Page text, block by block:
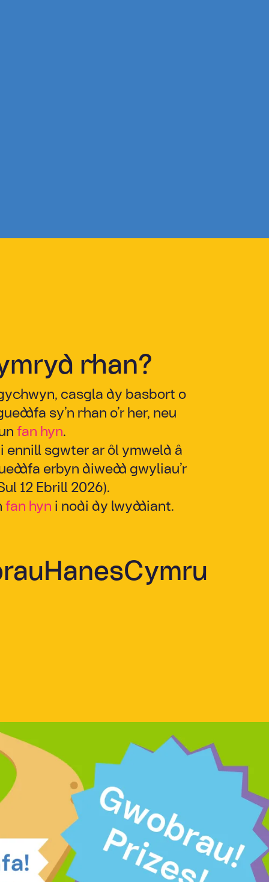
rhan?
casgla dy basbort o
sy’n rhan o’r her, neu
fan hyn.
ennill sgwter ar ôl ymweld â
erbyn diwedd gwyliau’r
12 Ebrill 2026).
fan hyni nodi dy lwyddiant.